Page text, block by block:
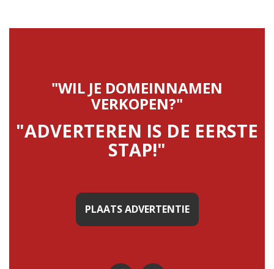
"WIL JE DOMEINNAMEN
VERKOPEN?"
"ADVERTEREN IS DE EERSTE
STAP!"
PLAATS ADVERTENTIE